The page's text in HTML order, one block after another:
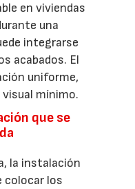
en viviendas
una
integrarse
acabados. El
uniforme,
mínimo.
que se
la instalación
colocar los